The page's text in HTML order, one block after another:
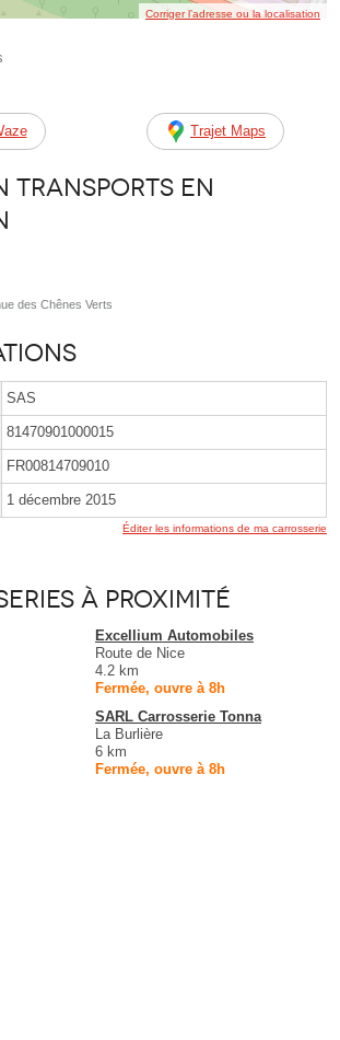
Corriger l’adresse ou la localisation
Trajet Maps
transports en
des Chênes Verts
SAS
81470901000015
FR00814709010
1 décembre 2015
Éditer les informations de ma carrosserie
à proximité
Excellium Automobiles
Route de Nice
4.2 km
Fermée, ouvre à 8h
SARL Carrosserie Tonna
La Burlière
6 km
Fermée, ouvre à 8h